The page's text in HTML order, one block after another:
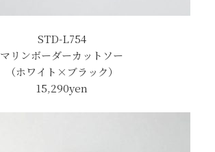
STD-L754
マリンボーダーカットソー
（ホワイト×ブラック）
15,290yen